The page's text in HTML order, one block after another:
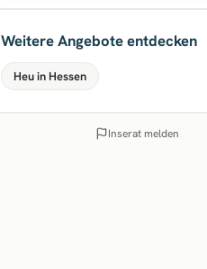
Weitere Angebote entdecken
Heu in Hessen
Inserat melden